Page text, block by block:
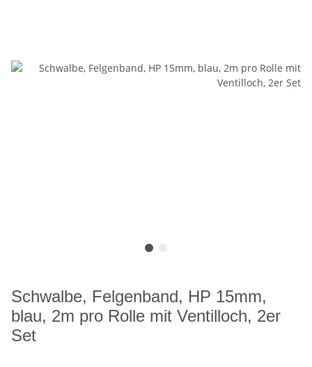
Schwalbe, Felgenband, HP 15mm,
blau, 2m pro Rolle mit Ventilloch, 2er
Set